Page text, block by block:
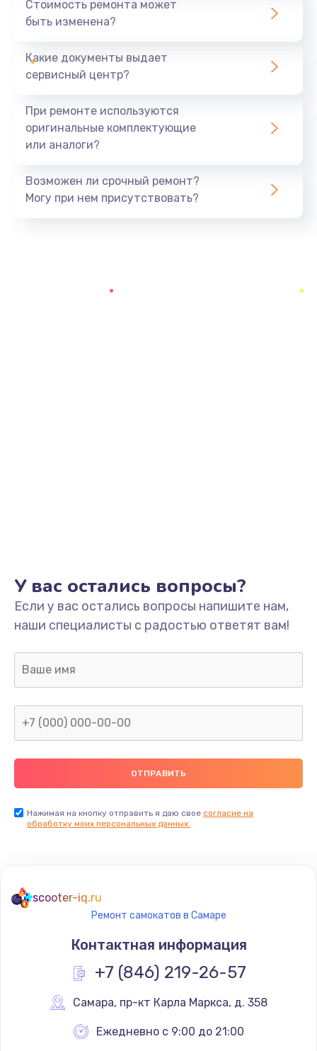
Ремонт южного моста
Замена батарейки BIOS
Заказать
Ремонт цепи питания
Замена/Pемонт карбюратора
1300 руб.
Заказать
Ремонт капиллярной трубки
400 руб.
Заказать
Замена термостата
1200 руб.
Заказать
Замена реле
Стоимость ремонта может
быть изменена?
Какие документы выдает
сервисный центр?
При ремонте используются
оригинальные комплектующие
или аналоги?
Возможен ли срочный ремонт?
Могу при нем присутствовать?
У вас остались вопросы?
Если у вас остались вопросы напишите нам,
наши специалисты с радостью ответят вам!
Нажимая на кнопку отправить я даю свое согласие на
обработку моих персональных данных.
scooter-iq.ru
Ремонт самокатов в Самаре
Контактная информация
+7 (846) 219-26-57
Самара, пр-кт Карла Маркса, д. 358
Ежедневно с 9:00 до 21:00